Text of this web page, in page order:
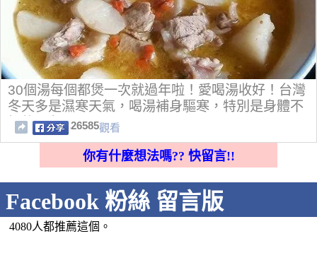
30個湯每個都煲一次就過年啦！愛喝湯收好！台灣
冬天多是濕寒天氣，喝湯補身驅寒，特別是身體不
好的朋友！！
26585觀看
你有什麼想法嗎?? 快留言!!
Facebook 粉絲 留言版
4080人都推薦這個。